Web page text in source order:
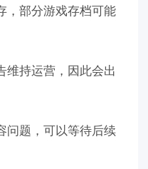
，部分游戏存档可能
维持运营，因此会出
问题，可以等待后续